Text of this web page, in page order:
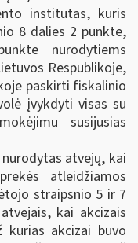
institutas, kuris
8 dalies 2 punkte,
nurodytiems
Respublikoje,
paskirti fiskalinio
įvykdyti visas su
susijusias
atvejų, kai
atleidžiamos
straipsnio 5 ir 7
kai akcizais
kurias akcizai buvo